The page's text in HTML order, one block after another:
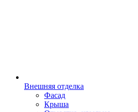
Внешняя отделка
Фасад
Крыша